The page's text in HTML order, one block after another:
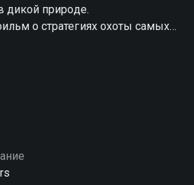
дикой природе.
о стратегиях охоты самых
хищников и тактиках,